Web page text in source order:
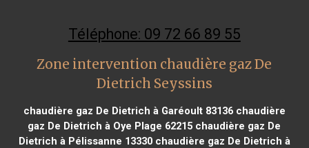
Téléphone: 09 72 66 89 55
Zone intervention chaudière gaz De
Dietrich Seyssins
chaudière gaz De Dietrich à Garéoult 83136chaudière
gaz De Dietrich à Oye Plage 62215 chaudière gaz De
Dietrich à Pélissanne 13330chaudière gaz De Dietrich à